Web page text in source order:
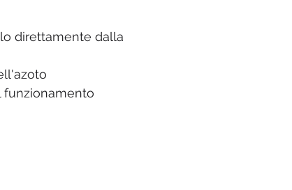
direttamente dalla
funzionamento